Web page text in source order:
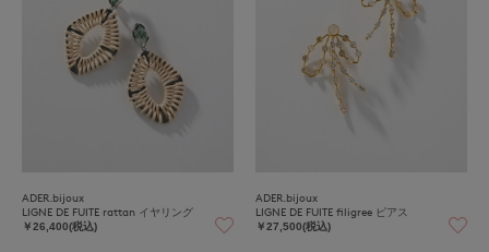
ADER.bijoux
LIGNE DE FUITE rattan イヤリング
￥26,400(税込)
ADER.bijoux
LIGNE DE FUITE filigree ピアス
￥27,500(税込)